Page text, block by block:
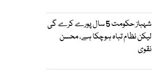
شہباز حکومت 5 سال پورے کرے گی
لیکن نظام تباہ ہوچکا ہے، محسن
نقوی